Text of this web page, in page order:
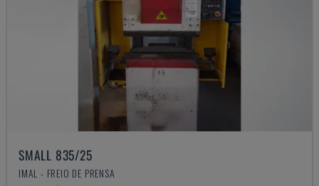
SMALL 835/25
IMAL - FREIO DE PRENSA